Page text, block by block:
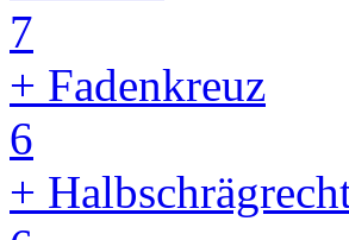
7
+ Fadenkreuz
6
+